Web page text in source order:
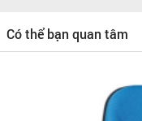
Có thể bạn quan tâm